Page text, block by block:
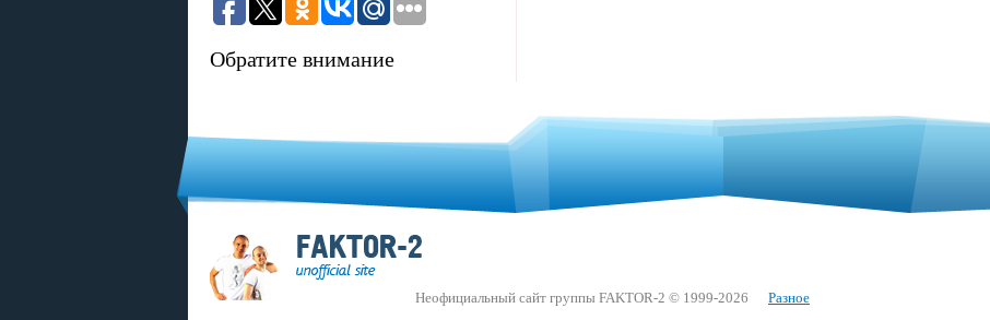
Обратите внимание
Неофициальный сайт группы FAKTOR-2 © 1999-2026 Разное